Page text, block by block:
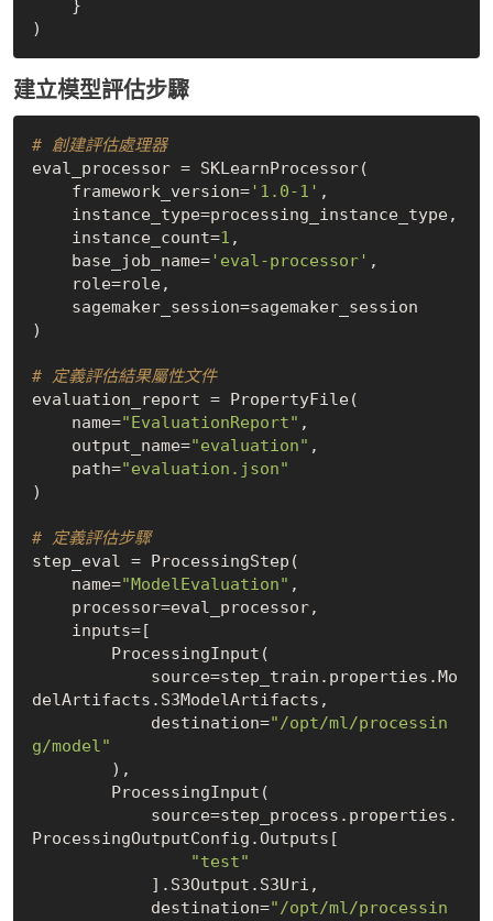
建立模型評估步驟
# 創建評估處理器
eval_processor = SKLearnProcessor(
    framework_version=
'1.0-1' ,
    instance_count=
1 ,
    base_job_name=
'eval-processor' ,
)
# 定義評估結果屬性文件
evaluation_report = PropertyFile(
    name=
"EvaluationReport" ,
    output_name=
"evaluation" ,
    path=
"evaluation.json"
)
# 定義評估步驟
step_eval = ProcessingStep(
    name=
"ModelEvaluation" ,
delArtifacts.S3ModelArtifacts,
            destination=
"/opt/ml/processin
g/model"
ProcessingOutputConfig.Outputs[
"test"
            destination=
"/opt/ml/processin